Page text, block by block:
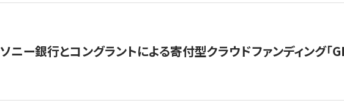
ソニー銀行とコングラントによる寄付型クラウドファンディング